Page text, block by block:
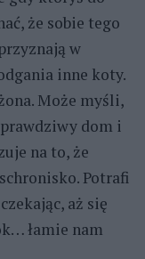
że sobie tego
w
inne koty.
Może myśli,
dom i
na to, że
Potrafi
aż się
łamie nam